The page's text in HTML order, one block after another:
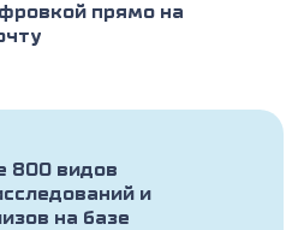
прямо на
800 видов
и
на базе